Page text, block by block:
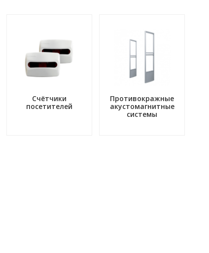
Счётчики
посетителей
Противокражные
акустомагнитные
системы